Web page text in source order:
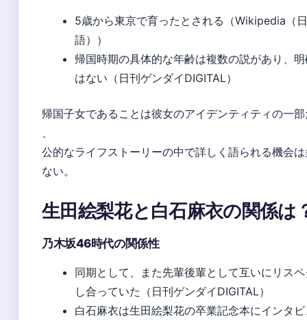
5歳から東京で育ったとされる（Wikipedia（
語））
帰国時期の具体的な年齢は複数の説があり、
はない（日刊ゲンダイDIGITAL）
帰国子女であることは彼女のアイデンティティの一
、
公的なライフストーリーの中で詳しく語られる機会
ない。
生田絵梨花と白石麻衣の関係は
乃木坂46時代の関係性
同期として、また先輩後輩として互いにリス
し合っていた（日刊ゲンダイDIGITAL）
白石麻衣は生田絵梨花の卒業記念本にインタ